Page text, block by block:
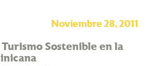
Noviembre 28, 2011
Sostenible en la